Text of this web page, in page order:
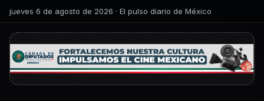
jueves 6 de agosto de 2026 · El pulso diario de México